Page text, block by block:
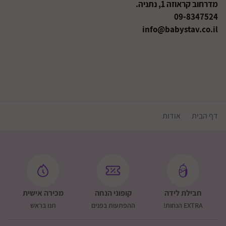
מדרחוב קראוזה 1, נתניה.
09-8347524
info@babystav.co.il
דף הבית אודות
חבילת לידה
EXTRA הנחות!
קופוני הנחה
ההפתעות בפנים
מכירה אישית
תנו בראש